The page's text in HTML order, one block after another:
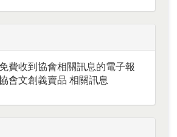
費收到協會相關訊息的電子報
會文創義賣品 相關訊息